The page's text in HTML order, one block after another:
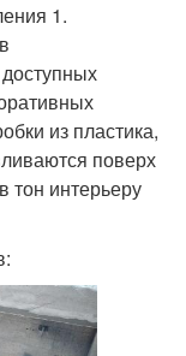
1.
из пластика,
поверх
тон интерьеру